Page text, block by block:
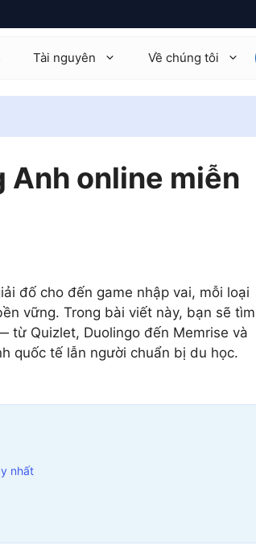
Physics HL / SL
TOK · EE · CAS
+14 môn khác
Xem tất cả 20 môn
Tài nguyên Về chúng tôi
online miễn
đố cho đến game nhập vai, mỗi loại
vững. Trong bài viết này, bạn sẽ tìm
Quizlet, Duolingo đến Memrise và
quốc tế lẫn người chuẩn bị du học.
nhất